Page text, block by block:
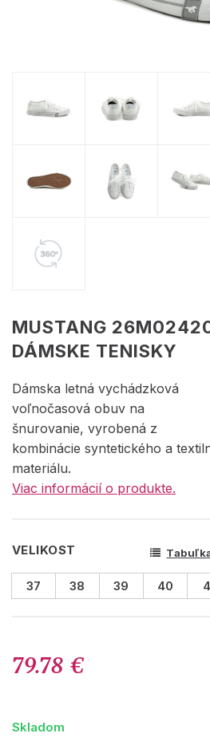
MUSTANG
DÁMSKE TENISKY
Dámska letná vychádzková
voľnočasová obuv na
šnurovanie, vyrobená z
kombinácie syntetického a
materiálu.
Viac informácií o produkte.
VELIKOST
37 38 39 40
79.78 €
Skladom